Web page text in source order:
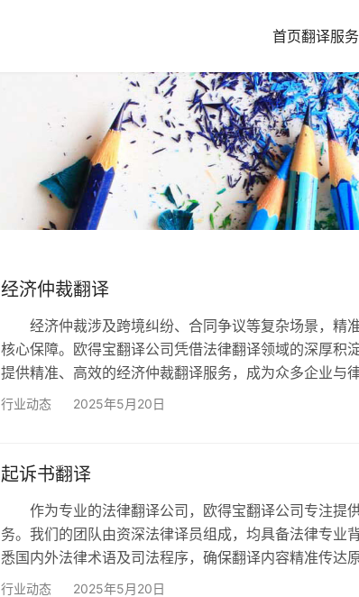
首页翻译服务
经济仲裁翻译
经济仲裁涉及跨境纠纷、合同争议等复杂场景，精
核心保障。欧得宝翻译公司凭借法律翻译领域的深厚积
提供精准、高效的经济仲裁翻译服务，成为众多企业与
公司。 一、欧得宝经济仲裁翻译服务核心内容 ​​1
助力裁决在多国高效执行； ​​证据材料​​：…
行业动态 2025年5月20日
起诉书翻译
作为专业的法律翻译公司，欧得宝翻译公司专注提
务。我们的团队由资深法律译员组成，均具备法律专业
悉国内外法律术语及司法程序，确保翻译内容精准传达
件还是国内诉讼，我们均能提供符合法院要求的盖章
行业动态 2025年5月20日